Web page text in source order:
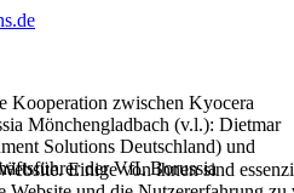
Kooperation zwischen Kyocera
Mönchengladbach (v.l.): Dietmar
Solutions Deutschland) und
der VfL Borussia
Einige von ihnen sind